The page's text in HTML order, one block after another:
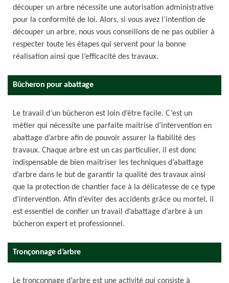
découper un arbre nécessite une autorisation administrative
pour la conformité de loi. Alors, si vous avez l’intention de
découper un arbre, nous vous conseillons de ne pas oublier à
respecter toute les étapes qui servent pour la bonne
réalisation ainsi que l’efficacité des travaux.
Bûcheron pour abattage
Le travail d’un bûcheron est loin d’être facile. C’est un
métier qui nécessite une parfaite maitrise d’intervention en
abattage d’arbre afin de pouvoir assurer la fiabilité des
travaux. Chaque arbre est un cas particulier, il est donc
indispensable de bien maitriser les techniques d’abattage
d’arbre dans le but de garantir la qualité des travaux ainsi
que la protection de chantier face à la délicatesse de ce type
d’intervention. Afin d’éviter des accidents grâce ou mortel, il
est essentiel de confier un travail d’abattage d’arbre à un
bûcheron expert et professionnel.
Tronçonnage d’arbre
Le tronçonnage d’arbre est une activité qui consiste à